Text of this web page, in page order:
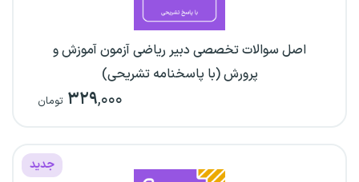
اصل سوالات تخصصی دبیر ریاضی آزمون آموزش و
پرورش (با پاسخنامه تشریحی)
۳۲۹,۰۰۰ تومان
جدید